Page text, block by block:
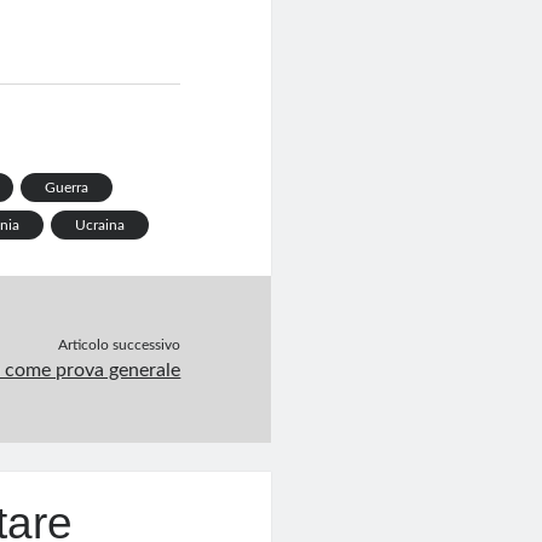
Guerra
Ucraina
Articolo successivo
come prova generale